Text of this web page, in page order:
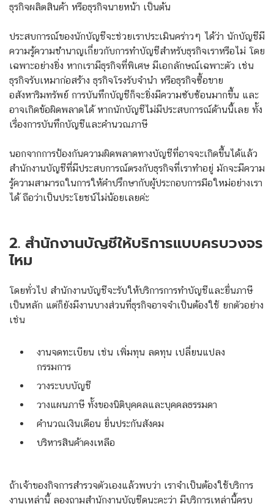
ธุรกิจผลิตสินค้า หรือธุรกิจนายหน้า เป็นต้น
ประสบการณ์ของนักบัญชีจะช่วยเราประเมินคร่าวๆ ได้ว่า นักบัญชีมี
ความรู้ความชำนาญเกี่ยวกับการทำบัญชีสำหรับธุรกิจเราหรือไม่ โดย
เฉพาะอย่างยิ่ง หากเรามีธุรกิจที่พิเศษ มีเอกลักษณ์เฉพาะตัว เช่น
ธุรกิจรับเหมาก่อสร้าง ธุรกิจโรงรับจำนำ หรือธุรกิจซื้อขาย
อสังหาริมทรัพย์ การบันทึกบัญชีก็จะยิ่งมีความซับซ้อนมากขึ้น และ
อาจเกิดข้อผิดพลาดได้ หากนักบัญชีไม่มีประสบการณ์ด้านนี้เลย ทั้ง
เรื่องการบันทึกบัญชีและคำนวณภาษี
นอกจากการป้องกันความผิดพลาดทางบัญชีที่อาจจะเกิดขึ้นได้แล้ว
สำนักงานบัญชีที่มีประสบการณ์ตรงกับธุรกิจที่เราทำอยู่ มักจะมีความ
รู้ความสามารถในการให้คำปรึกษากับผู้ประกอบการมือใหม่อย่างเรา
ได้ ถือว่าเป็นประโยชน์ไม่น้อยเลยค่ะ
2. สำนักงานบัญชีให้บริการแบบครบวงจร
ไหม
โดยทั่วไป สำนักงานบัญชีจะรับให้บริการการทำบัญชีและยื่นภาษี
เป็นหลัก แต่ก็ยังมีงานบางส่วนที่ธุรกิจอาจจำเป็นต้องใช้ ยกตัวอย่าง
เช่น
งานจดทะเบียน เช่น เพิ่มทุน ลดทุน เปลี่ยนแปลง
กรรมการ
วางระบบบัญชี
วางแผนภาษี ทั้งของนิติบุคคลและบุคคลธรรมดา
คำนวณเงินเดือน ยื่นประกันสังคม
บริหารสินค้าคงเหลือ
ถ้าเจ้าของกิจการสำรวจตัวเองแล้วพบว่า เราจำเป็นต้องใช้บริการ
งานเหล่านี้ ลองถามสำนักงานบัญชีดูนะคะว่า มีบริการเหล่านี้ครบ